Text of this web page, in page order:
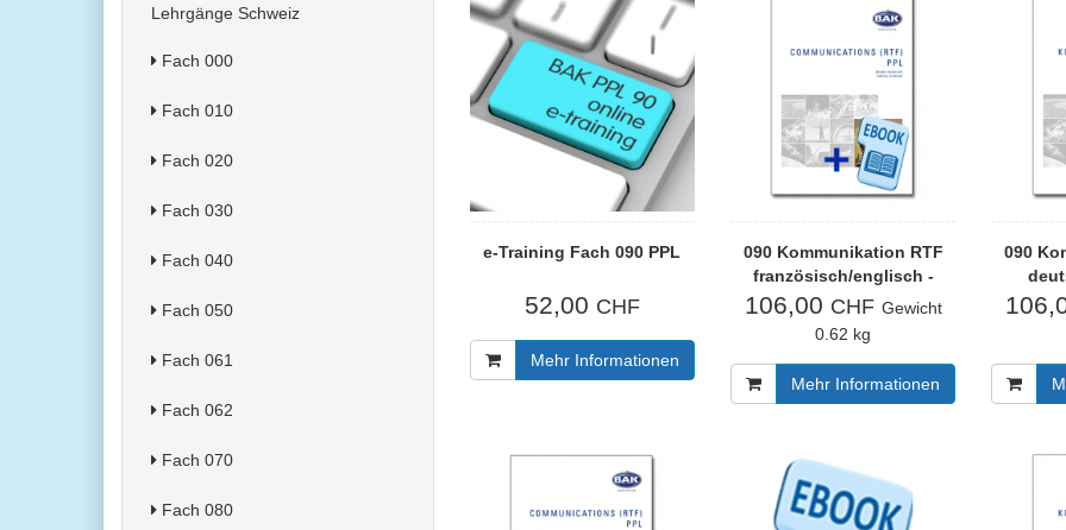
Lehrgänge Schweiz
Fach 000
Fach 010
Fach 020
Fach 030
Fach 040
Fach 050
Fach 061
Fach 062
Fach 070
Fach 080
e-Training Fach 090 PPL
52,00 CHF
Mehr Informationen
090 Kommunikation RTF
französisch/englisch -
Buchausgabe inkl. eBook
106,00 CHF Gewicht
0.62 kg
Mehr Informationen
090